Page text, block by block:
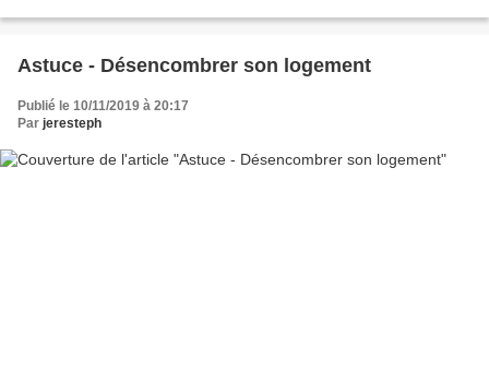
Astuce - Désencombrer son logement
Publié le 10/11/2019 à 20:17
Par jeresteph